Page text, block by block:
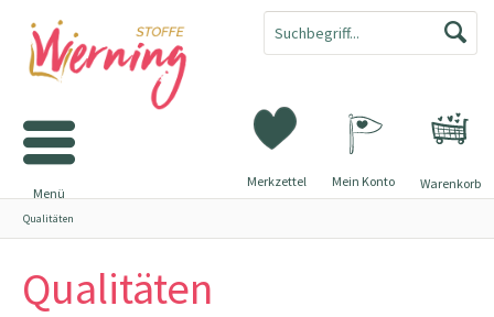
Warenkorb
Merkzettel Mein Konto
Menü
Qualitäten
Qualitäten